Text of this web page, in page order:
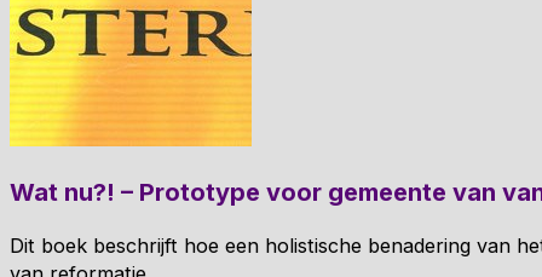
Wat nu?! – Prototype voor gemeente van
Dit boek beschrijft hoe een holistische benadering van